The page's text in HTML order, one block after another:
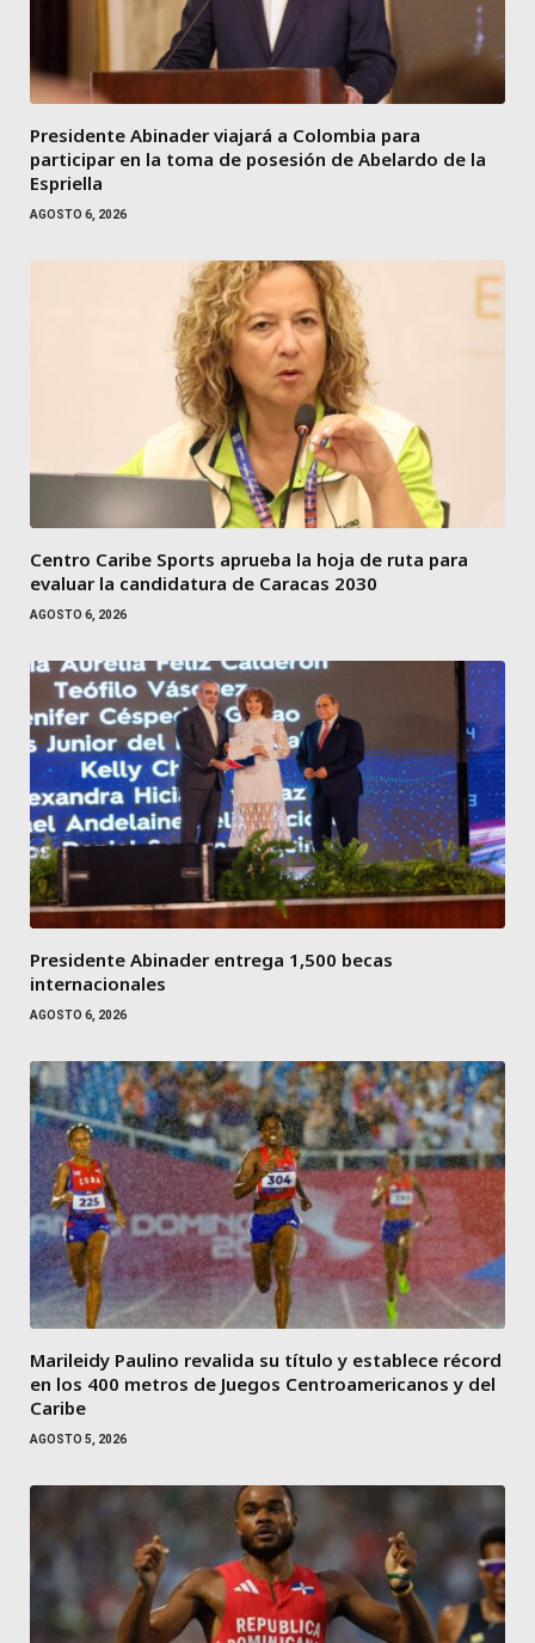
Presidente Abinader viajará a Colombia para
participar en la toma de posesión de Abelardo de la
Espriella
AGOSTO 6, 2026
Centro Caribe Sports aprueba la hoja de ruta para
evaluar la candidatura de Caracas 2030
AGOSTO 6, 2026
Presidente Abinader entrega 1,500 becas
internacionales
AGOSTO 6, 2026
Marileidy Paulino revalida su título y establece récord
en los 400 metros de Juegos Centroamericanos y del
Caribe
AGOSTO 5, 2026